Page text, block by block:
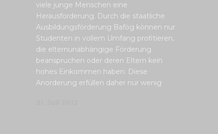
viele junge Menschen eine
Herausforderung. Durch die staatliche
Ausbildungsförderung Bafög können nur
Studenten in vollem Umfang profitieren,
die elternunabhängige Förderung
beanspruchen oder deren Eltern kein
hohes Einkommen haben. Diese
Anorderung erfüllen daher nur wenig